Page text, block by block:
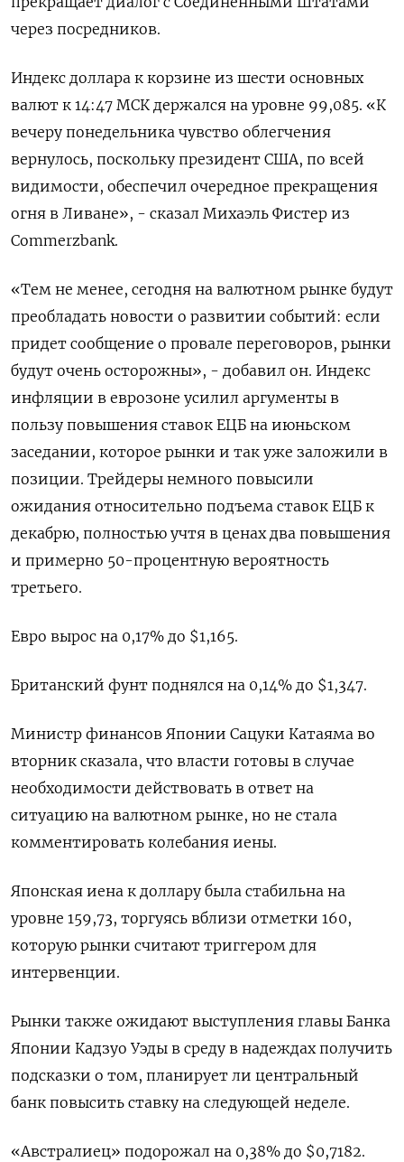
через посредников.
Индекс ​доллара к корзине ⁠из шести основных
валют к 14:47 МСК держался на ‌уровне 99,085. «К
вечеру понедельника чувство облегчения
‌вернулось, поскольку президент США, по всей
видимости, обеспечил очередное прекращения
огня в Ливане», - сказал ​Михаэль Фистер из
Commerzbank.
«Тем не менее, сегодня на валютном рынке будут
‌преобладать новости о развитии событий: если
придет сообщение о провале переговоров, рынки
будут ​очень осторожны», - добавил он. Индекс
инфляции в еврозоне усилил аргументы в
пользу ‌повышения ставок ЕЦБ на июньском
заседании, которое рынки и так уже заложили в
позиции. Трейдеры немного повысили
ожидания относительно подъема ставок ЕЦБ к
декабрю, ​полностью учтя в ценах ​два повышения
и ‌примерно 50-процентную вероятность
третьего.
Евро вырос на 0,17% до $1,165.
Британский фунт поднялся на 0,14% ​до $1,347.
Министр финансов Японии Сацуки Катаяма во
вторник сказала, что власти готовы в случае
необходимости действовать в ответ на
ситуацию на валютном рынке, но не стала
комментировать колебания иены.
Японская иена к доллару была стабильна на
уровне 159,73, торгуясь вблизи отметки 160,
которую рынки считают триггером для
интервенции.
Рынки также ожидают выступления главы Банка
Японии ​Кадзуо Уэды в среду в ⁠надеждах получить
подсказки о том, планирует ли центральный
банк повысить ставку на следующей неделе.
«Австралиец» подорожал на 0,38% ‌до $0,7182.